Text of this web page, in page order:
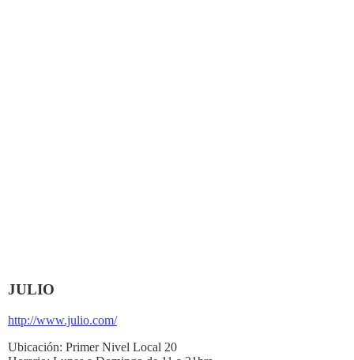
JULIO
http://www.julio.com/
Ubicación: Primer Nivel Local 20